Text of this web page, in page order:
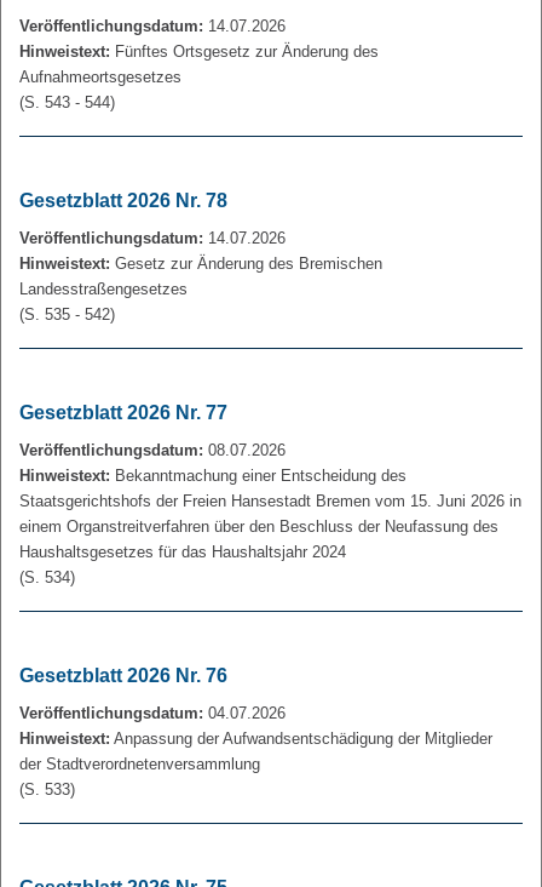
Veröffentlichungsdatum: 14.07.2026
Hinweistext: Fünftes Ortsgesetz zur Änderung des
Aufnahmeortsgesetzes
(S. 543 - 544)
Gesetzblatt 2026 Nr. 78
Veröffentlichungsdatum: 14.07.2026
Hinweistext: Gesetz zur Änderung des Bremischen
Landesstraßengesetzes
(S. 535 - 542)
Gesetzblatt 2026 Nr. 77
Veröffentlichungsdatum: 08.07.2026
Hinweistext: Bekanntmachung einer Entscheidung des
Staatsgerichtshofs der Freien Hansestadt Bremen vom 15. Juni 2026 in
einem Organstreitverfahren über den Beschluss der Neufassung des
Haushaltsgesetzes für das Haushaltsjahr 2024
(S. 534)
Gesetzblatt 2026 Nr. 76
Veröffentlichungsdatum: 04.07.2026
Hinweistext: Anpassung der Aufwandsentschädigung der Mitglieder
der Stadtverordnetenversammlung
(S. 533)